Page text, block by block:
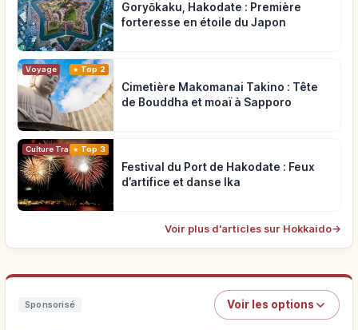
Goryōkaku, Hakodate : Première
forteresse en étoile du Japon
Voyage Top 2
Cimetière Makomanai Takino : Tête
de Bouddha et moaï à Sapporo
Culture Traditionnelle
Top 3
Festival du Port de Hakodate : Feux
d’artifice et danse Ika
Voir plus d'articles sur Hokkaido→
Sponsorisé Voir les options